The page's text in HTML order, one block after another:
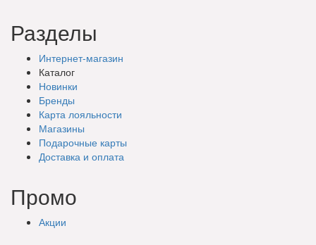
Разделы
Интернет-магазин
Каталог
Новинки
Бренды
Карта лояльности
Магазины
Подарочные карты
Доставка и оплата
Промо
Акции